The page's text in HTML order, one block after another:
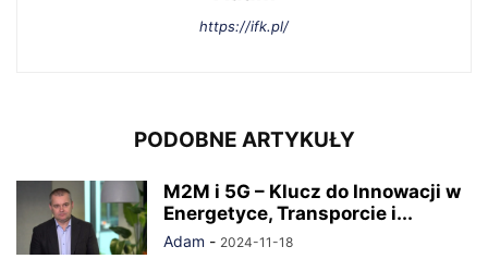
https://ifk.pl/
PODOBNE ARTYKUŁY
M2M i 5G – Klucz do Innowacji w
Energetyce, Transporcie i...
Adam - 2024-11-18